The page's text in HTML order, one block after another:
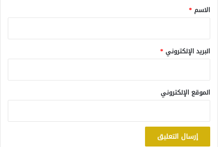
*
الاسم *
البريد الإلكتروني *
الموقع الإلكتروني